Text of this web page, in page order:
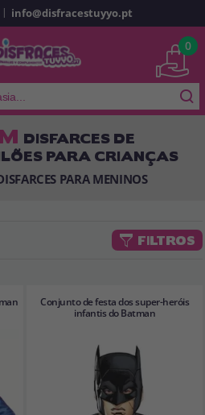
cliente
senha?
, você poderá fazer suas
esperando por você.
CONTA
| info@disfracestuyyo.pt
0
DISFARCES DE
PARA CRIANÇAS
PARA MENINOS
FILTROS
Conjunto de festa dos super-heróis
infantis do Batman